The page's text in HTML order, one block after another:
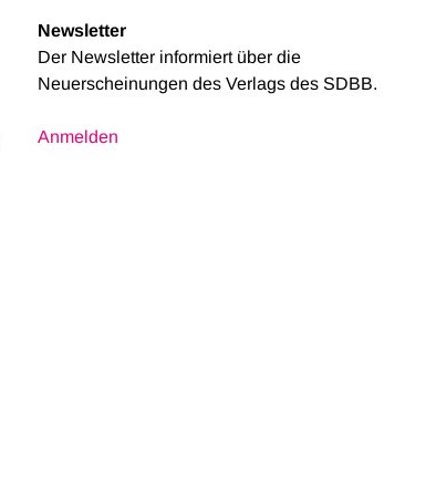
Newsletter
Der Newsletter informiert über die
Neuerscheinungen des Verlags des SDBB.
Anmelden